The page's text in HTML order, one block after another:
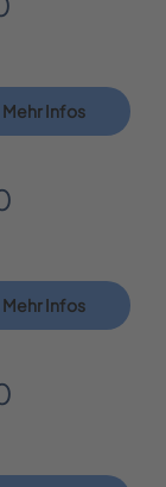
Mehr Infos
Mehr Infos